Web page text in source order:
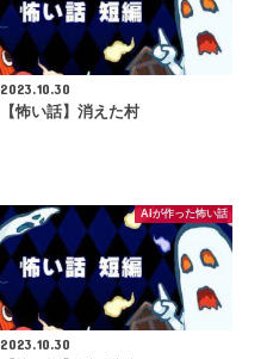
2023.10.30
【怖い話】消えた村
AIが作った怖い話
2023.10.30